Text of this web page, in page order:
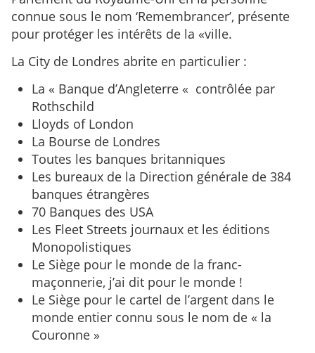
connue sous le nom ‘Remembrancer’, présente
pour protéger les intérêts de la «ville.
La City de Londres abrite en particulier :
La « Banque d’Angleterre « contrôlée par
Rothschild
Lloyds of London
La Bourse de Londres
Toutes les banques britanniques
Les bureaux de la Direction générale de 384
banques étrangères
70 Banques des USA
Les Fleet Streets journaux et les éditions
Monopolistiques
Le Siège pour le monde de la franc-
maçonnerie, j’ai dit pour le monde !
Le Siège pour le cartel de l’argent dans le
monde entier connu sous le nom de « la
Couronne »